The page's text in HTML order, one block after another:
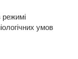
режимі
умов